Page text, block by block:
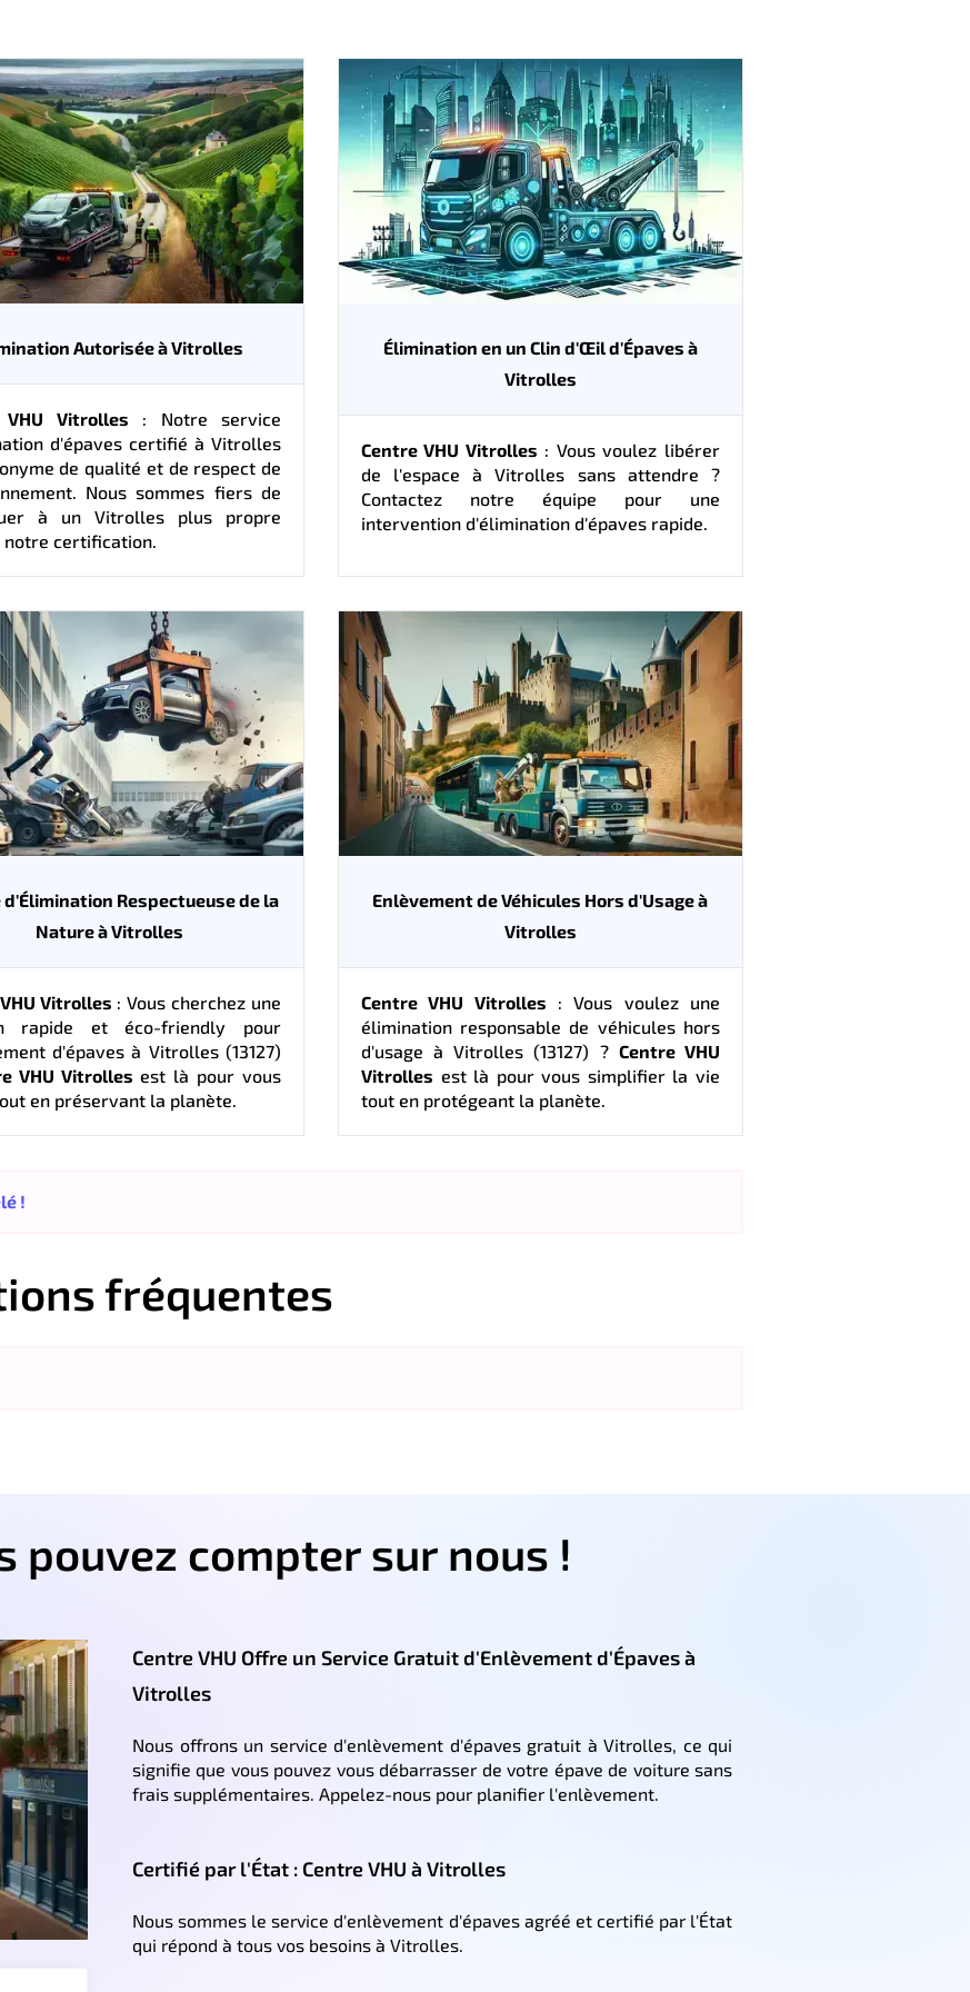
Autorisée à Vitrolles
VHU Vitrolles : Notre service
d'épaves certifié à Vitrolles
de qualité et de respect de
Nous sommes fiers de
à un Vitrolles plus propre
notre certification.
Élimination en un Clin d'Œil d'Épaves à
Vitrolles
Centre VHU Vitrolles : Vous voulez libérer
de l'espace à Vitrolles sans attendre ?
Contactez notre équipe pour une
intervention d'élimination d'épaves rapide.
d'Élimination Respectueuse de la
Nature à Vitrolles
Vitrolles : Vous cherchez une
rapide et éco-friendly pour
d'épaves à Vitrolles (13127)
VHU Vitrolles est là pour vous
en préservant la planète.
Enlèvement de Véhicules Hors d'Usage à
Vitrolles
Centre VHU Vitrolles : Vous voulez une
élimination responsable de véhicules hors
d'usage à Vitrolles (13127) ? Centre VHU
Vitrolles est là pour vous simplifier la vie
tout en protégeant la planète.
!
fréquentes
pouvez compter sur nous !
Centre VHU Offre un Service Gratuit d'Enlèvement d'Épaves à
Vitrolles
Nous offrons un service d'enlèvement d'épaves gratuit à Vitrolles, ce qui
signifie que vous pouvez vous débarrasser de votre épave de voiture sans
frais supplémentaires. Appelez-nous pour planifier l'enlèvement.
Certifié par l'État : Centre VHU à Vitrolles
Nous sommes le service d'enlèvement d'épaves agréé et certifié par l'État
qui répond à tous vos besoins à Vitrolles.